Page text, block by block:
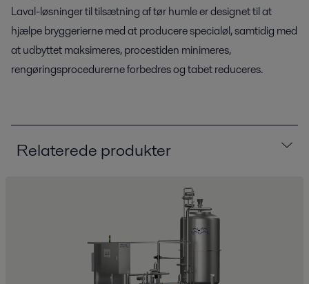
Laval-løsninger til tilsætning af tør humle er designet til at
hjælpe bryggerierne med at producere specialøl, samtidig med
at udbyttet maksimeres, procestiden minimeres,
rengøringsprocedurerne forbedres og tabet reduceres.
Relaterede produkter